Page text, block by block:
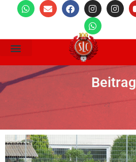
Beitrag